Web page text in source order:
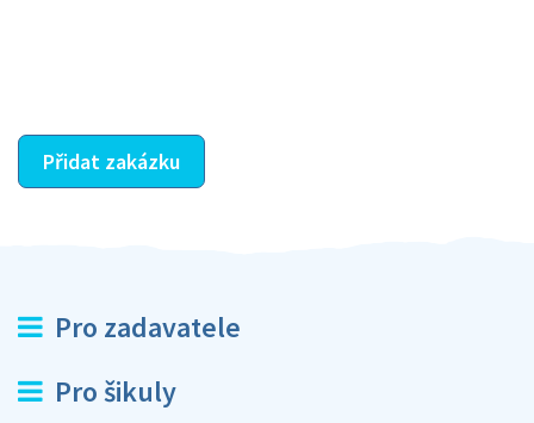
Přidat zakázku
Pro zadavatele
Pro šikuly